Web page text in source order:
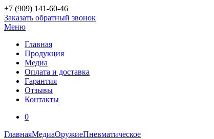
+7 (909) 141-60-46
Заказать обратный звонок
Меню
Главная
Продукция
Медиа
Оплата и доставка
Гарантия
Отзывы
Контакты
0
ГлавнаяМедиаОружиеПневматическое